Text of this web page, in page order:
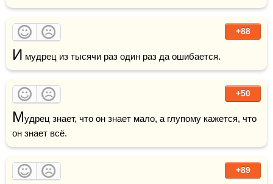
+88
И мудрец из тысячи раз один раз да ошибается.
+50
Мудрец знает, что он знает мало, а глупому кажется, что
он знает всё.
+89